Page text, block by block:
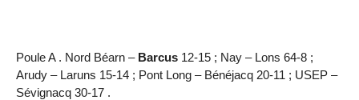
Poule A . Nord Béarn – Barcus 12-15 ; Nay – Lons 64-8 ;
Arudy – Laruns 15-14 ; Pont Long – Bénéjacq 20-11 ; USEP –
Sévignacq 30-17 .